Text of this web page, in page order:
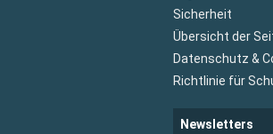
Sicherheit
Übersicht der
Datenschutz &
Richtlinie für
Newsletters